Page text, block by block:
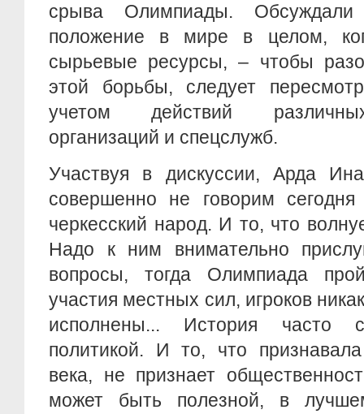
срыва Олимпиады.
положение в мире в целом,
сырьевые ресурсы, – чтобы
этой борьбы, следует
учетом действий
организаций и спецслужб.
Участвуя в дискуссии, Арда
совершенно не говорим
черкесский народ. И то, что
Надо к ним внимательно
вопросы, тогда Олимпиада
участия местных сил, игроков
исполнены... История часто
политикой. И то, что
века, не признает
может быть полезной, в